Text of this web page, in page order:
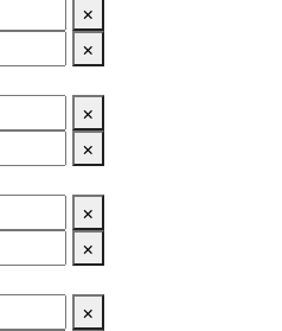
×
×
×
×
×
×
×